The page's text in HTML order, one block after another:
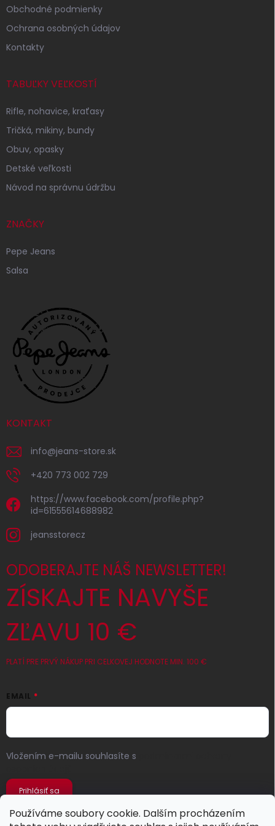
Používáme soubory cookie. Dalším procházením
Obchodné podmienky
Ochrana osobných údajov
Kontakty
TABUĽKY VEĽKOSTÍ
Rifle, nohavice, kraťasy
Tričká, mikiny, bundy
Obuv, opasky
Detské veľkosti
Návod na správnu údržbu
ZNAČKY
Pepe Jeans
Salsa
KONTAKT
info@jeans-store.sk
+420 773 002 729
https://www.facebook.com/profile.php?
id=61555614688982
jeansstorecz
ODOBERAJTE NÁŠ NEWSLETTER!
ZÍSKAJTE NAVYŠE
ZĽAVU 10 €
PLATÍ PRE PRVÝ NÁKUP PRI CELKOVEJ HODNOTE MIN. 100 €
EMAIL
Vložením e-mailu souhlasíte s
Prihlásiť sa